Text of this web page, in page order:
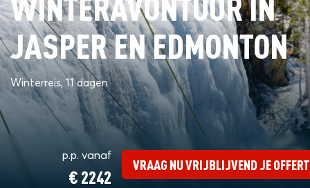
JASPER EN EDMONTON
Winterreis, 11 dagen
p.p. vanaf
€ 2242
VRAAG NU VRIJBLIJVEND JE